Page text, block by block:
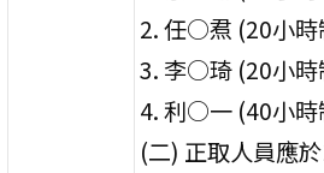
2. 任○焄 (20小時
3. 李○琦 (20小時
4. 利○一 (40小時
(二) 正取人員應